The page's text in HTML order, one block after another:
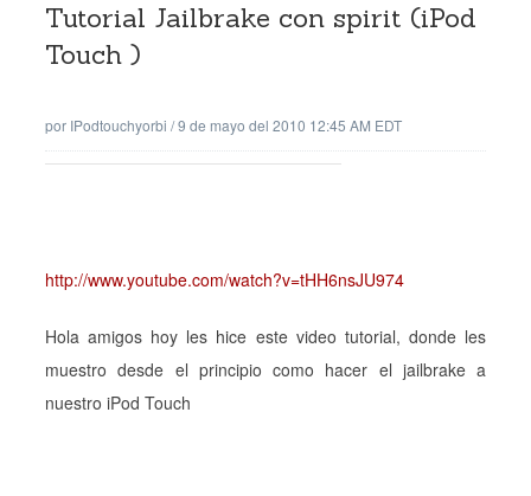
Tutorial Jailbrake con spirit (iPod
Touch )
por IPodtouchyorbi /9 de mayo del 2010 12:45 AM EDT
http://www.youtube.com/watch?v=tHH6nsJU974
Hola amigos hoy les hice este video tutorial, donde les
muestro desde el principio como hacer el jailbrake a
nuestro iPod Touch